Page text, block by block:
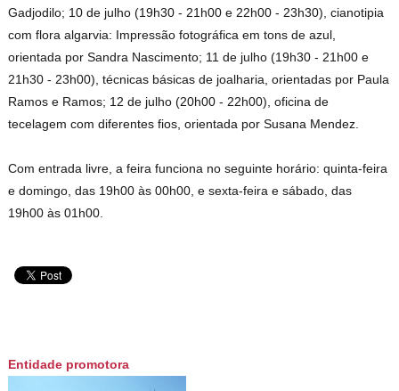
Gadjodilo; 10 de julho (19h30 - 21h00 e 22h00 - 23h30), cianotipia
com flora algarvia: Impressão fotográfica em tons de azul,
orientada por Sandra Nascimento; 11 de julho (19h30 - 21h00 e
21h30 - 23h00), técnicas básicas de joalharia, orientadas por Paula
Ramos e Ramos; 12 de julho (20h00 - 22h00), oficina de
tecelagem com diferentes fios, orientada por Susana Mendez.
Com entrada livre, a feira funciona no seguinte horário: quinta-feira
e domingo, das 19h00 às 00h00, e sexta-feira e sábado, das
19h00 às 01h00.
Entidade promotora